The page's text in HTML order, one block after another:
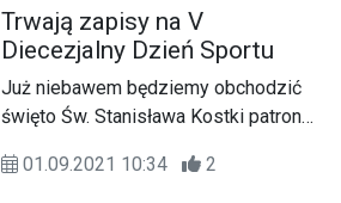
Trwają zapisy na V
Diecezjalny Dzień Sportu
Już niebawem będziemy obchodzić
święto Św. Stanisława Kostki patrona
(17.09) odbędzie się Pielgrzymka
01.09.2021 10:34 2